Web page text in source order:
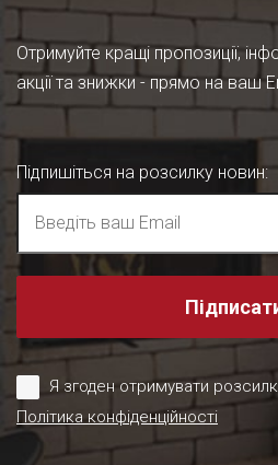
Отримуйте кращі пропозиції,
акції та знижки - прямо на ваш
Підпишіться на розсилку новин:
Я згоден отримувати
Політика конфіденційності